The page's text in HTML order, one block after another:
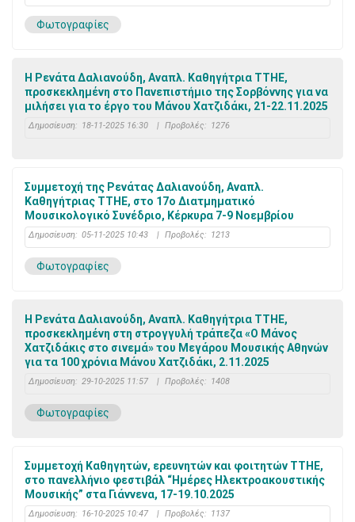
Φωτογραφίες
Η Ρενάτα Δαλιανούδη, Αναπλ. Καθηγήτρια ΤΤΗΕ,
προσκεκλημένη στο Πανεπιστήμιο της Σορβόννης για να
μιλήσει για το έργο του Μάνου Χατζιδάκι, 21-22.11.2025
Δημοσίευση: 18-11-2025 16:30 | Προβολές: 1276
Συμμετοχή της Ρενάτας Δαλιανούδη, Αναπλ.
Καθηγήτριας ΤΤΗΕ, στο 17ο Διατμηματικό
Μουσικολογικό Συνέδριο, Κέρκυρα 7-9 Νοεμβρίου
Δημοσίευση: 05-11-2025 10:43 | Προβολές: 1213
Φωτογραφίες
Η Ρενάτα Δαλιανούδη, Αναπλ. Καθηγήτρια ΤΤΗΕ,
προσκεκλημένη στη στρογγυλή τράπεζα «Ο Μάνος
Χατζιδάκις στο σινεμά» του Μεγάρου Μουσικής Αθηνών
για τα 100 χρόνια Μάνου Χατζιδάκι, 2.11.2025
Δημοσίευση: 29-10-2025 11:57 | Προβολές: 1408
Φωτογραφίες
Συμμετοχή Καθηγητών, ερευνητών και φοιτητών ΤΤΗΕ,
στο πανελλήνιο φεστιβάλ “Ημέρες Ηλεκτροακουστικής
Μουσικής” στα Γιάννενα, 17-19.10.2025
Δημοσίευση: 16-10-2025 10:47 | Προβολές: 1137